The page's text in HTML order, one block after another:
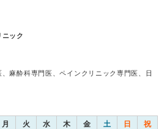
ック
麻酔科専門医、ペインクリニック専門医、日
月 火 水 木 金 土 日 祝